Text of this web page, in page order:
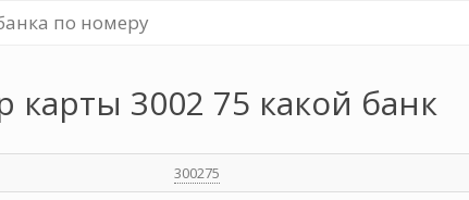
по номеру
карты 3002 75 какой банк
300275